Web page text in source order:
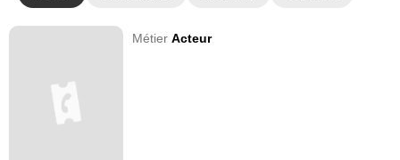
MétierActeur